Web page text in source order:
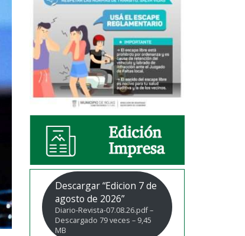
Descargar “Edicion 7 de
agosto de 2026”
Diario-Revista-07.08.26.pdf –
Descargado 79 veces – 9,45
MB